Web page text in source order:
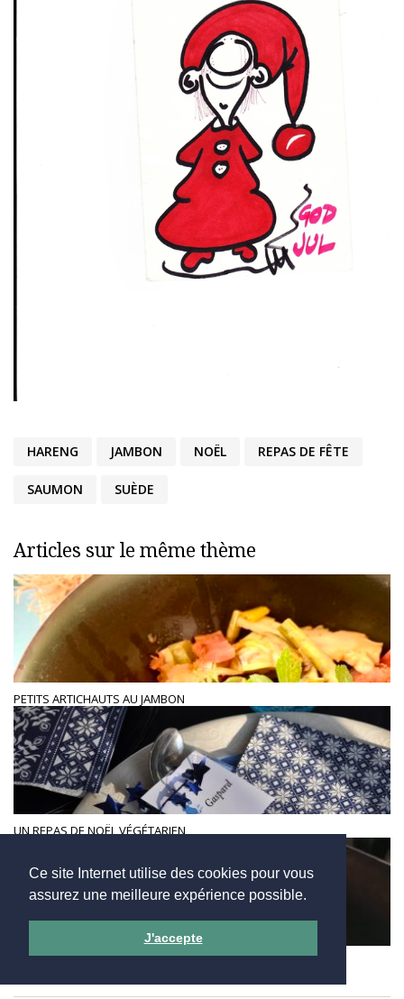
Ce site Internet utilise des cookies pour vous
assurez une meilleure expérience possible.
J'accepte
HARENG JAMBON NOËL REPAS DE FÊTE
SAUMON SUÈDE
Articles sur le même thème
PETITS ARTICHAUTS AU JAMBON
UN REPAS DE NOËL VÉGÉTARIEN